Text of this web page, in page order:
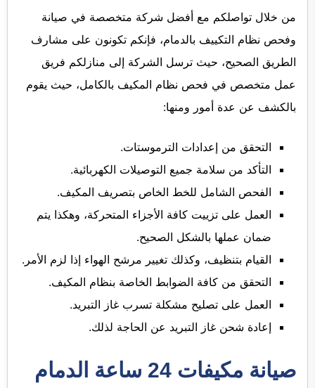
من خلال تواصلكم مع أفضل شركة متخصصة في صيانة
وفحص نظام التكييف بالدمام، فإنكم تكونون على مشارف
الطريق الصحيح، حيث ترسل الشركة إلى منازلكم فريق
عمل متخصص في فحص نظام المكيف بالكامل، حيث يقوم
بالكشف عن عدة أمور ومنها:
التحقق من إعدادات الترموستات.
التأكد من سلامة جميع التوصيلات الكهربائية.
الفحص الشامل للخط الخاص بتصريف المكيف.
العمل على تزييت كافة الأجزاء المتحركة، وهكذا يتم
ضمان عملها بالشكل الصحيح.
القيام بتنظيف، وكذلك تغيير مرشح الهواء إذا لزم الأمر.
التحقق من كافة الضوابط الخاصة بنظام المكيف.
العمل على تصليح مشكلة تسرب غاز التبريد.
إعادة شحن غاز التبريد عن الحاجة لذلك.
صيانة مكيفات 24 ساعة الدمام